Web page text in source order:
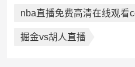
nba直播免费高清在线观看
掘金vs胡人直播